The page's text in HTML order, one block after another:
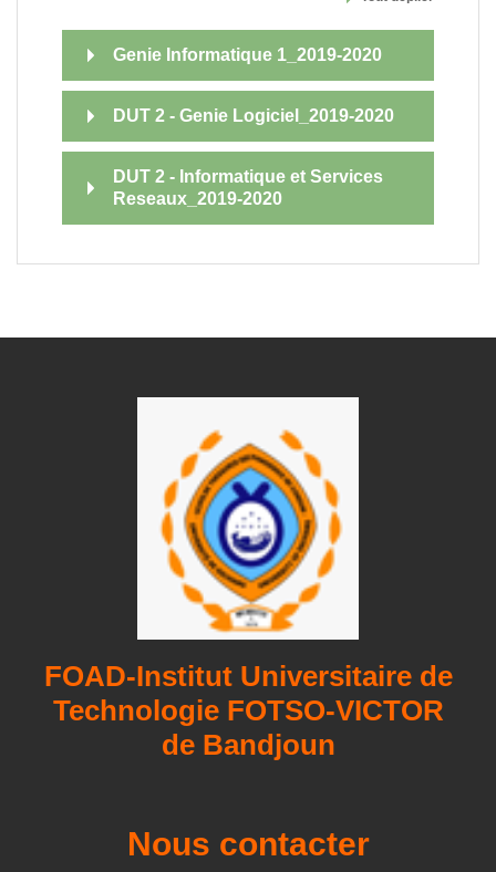
Genie Informatique 1_2019-2020
DUT 2 - Genie Logiciel_2019-2020
DUT 2 - Informatique et Services
Reseaux_2019-2020
FOAD-Institut Universitaire de
Technologie FOTSO-VICTOR
de Bandjoun
Nous contacter